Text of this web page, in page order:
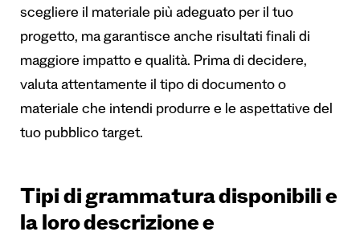
scegliere il materiale più adeguato per il tuo
progetto, ma garantisce anche risultati finali di
maggiore impatto e qualità. Prima di decidere,
valuta attentamente il tipo di documento o
materiale che intendi produrre e le aspettative del
tuo pubblico target.
Tipi di grammatura disponibili e
la loro descrizione e